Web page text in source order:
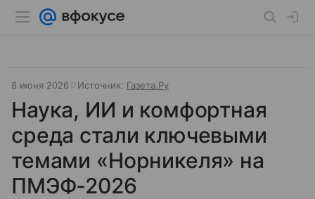
8 июня 2026 Источник: Газета.Ру
Наука, ИИ и комфортная
среда стали ключевыми
темами «Норникеля» на
ПМЭФ-2026